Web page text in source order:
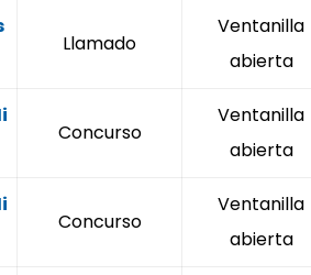
Llamado
Ventanilla
abierta
Concurso
Ventanilla
abierta
Concurso
Ventanilla
abierta